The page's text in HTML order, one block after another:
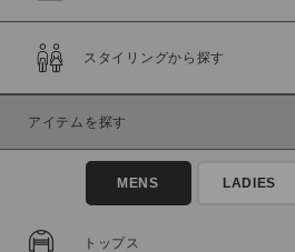
スタイリングから探す
アイテムを探す
MENS LADIES
トップス